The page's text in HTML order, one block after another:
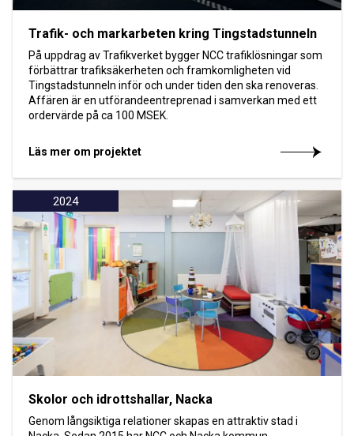
Trafik- och markarbeten kring Tingstadstunneln
På uppdrag av Trafikverket bygger NCC trafiklösningar som
förbättrar trafiksäkerheten och framkomligheten vid
Tingstadstunneln inför och under tiden den ska renoveras.
Affären är en utförandeentreprenad i samverkan med ett
ordervärde på ca 100 MSEK.
Läs mer om projektet
2024
Skolor och idrottshallar, Nacka
Genom långsiktiga relationer skapas en attraktiv stad i